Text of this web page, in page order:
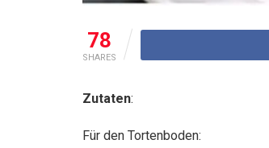
78
SHARES
Zutaten:
Für den Tortenboden: